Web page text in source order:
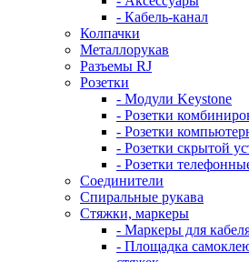
- Кабель-канал
Колпачки
Металлорукав
Разъемы RJ
Розетки
- Модули Keystone
- Розетки
- Розетки
- Розетки скрытой
- Розетки
Соединители
Спиральные рукава
Стяжки, маркеры
- Маркеры для
- Площадка